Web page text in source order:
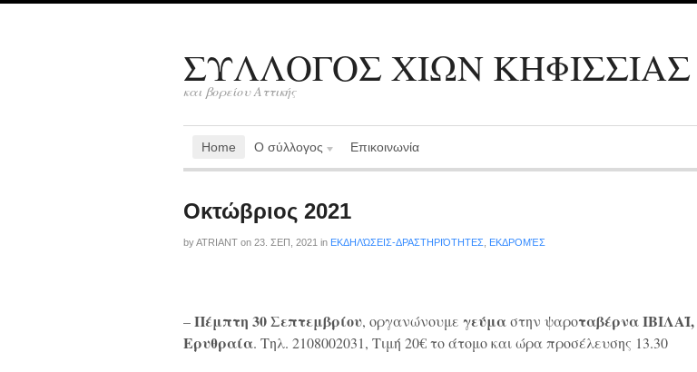
ΣΥΛΛΟΓΟΣ ΧΙΩΝ ΚΗΦΙΣΣΙΑΣ
και βορείου Αττικής
Home Ο σύλλογος Επικοινωνία
Οκτώβριος 2021
byATRIANT on 23. ΣΕΠ, 2021 in ΕΚΔΗΛΏΣΕΙΣ-ΔΡΑΣΤΗΡΙΌΤΗΤΕΣ ΕΚΔΡΟΜΈΣ
–Πέμπτη 30 Σεπτεμβρίου, οργανώνουμε γεύμαστην ψαροταβέρνα ΙΒΙΛΑΪ,
Ερυθραία. Τηλ. 2108002031, Τιμή 20€ το άτομο και ώρα προσέλευσης 13.30